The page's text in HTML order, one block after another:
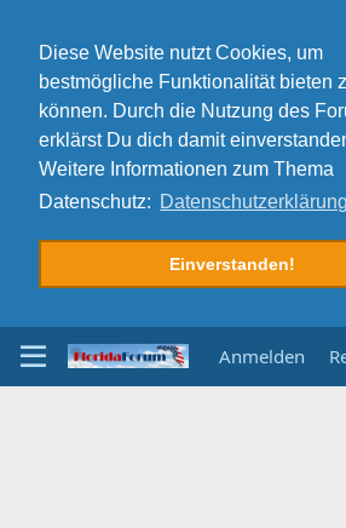
Diese Website nutzt Cookies, um
bestmögliche Funktionalität bieten
können. Durch die Nutzung des
erklärst Du dich damit
Weitere Informationen zum Thema
Datenschutz: Datenschutzerklärung
Einverstanden!
Anmelden